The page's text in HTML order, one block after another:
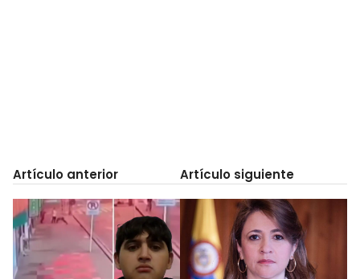
Artículo anterior Artículo siguiente